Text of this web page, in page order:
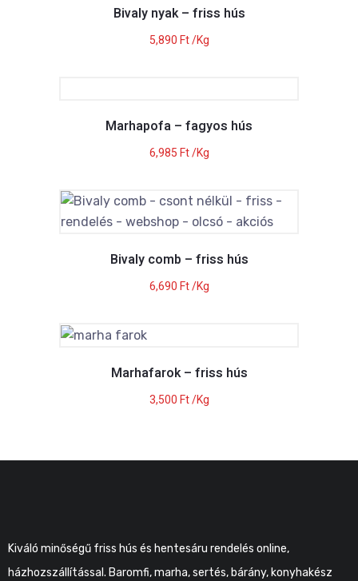
Bivaly nyak – friss hús
5,890Ft/Kg
Marhapofa – fagyos hús
6,985Ft/Kg
Bivaly comb – friss hús
6,690Ft/Kg
Marhafarok – friss hús
3,500Ft/Kg
Kiváló minőségű friss hús és hentesáru rendelés online,
házhozszállítással. Baromfi, marha, sertés, bárány, konyhakész